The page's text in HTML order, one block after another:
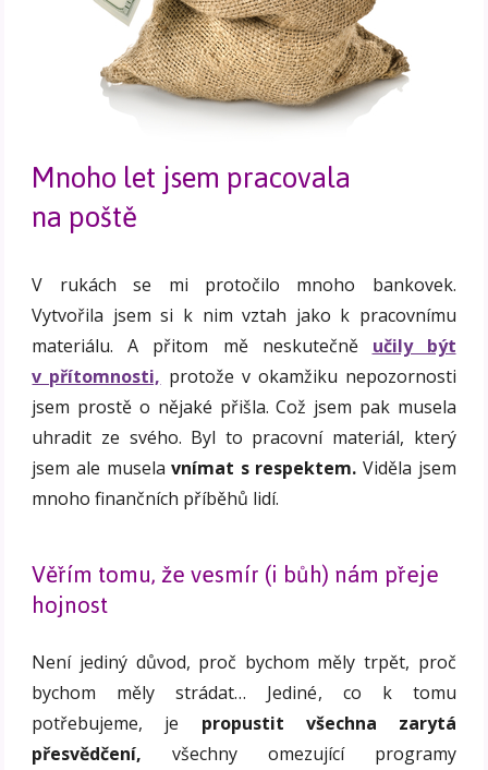
Mnoho let jsem pracovala
na poště
V rukách se mi protočilo mnoho bankovek.
Vytvořila jsem si k nim vztah jako k pracovnímu
materiálu. A přitom mě neskutečně učily být
v přítomnosti, protože v okamžiku nepozornosti
jsem prostě o nějaké přišla. Což jsem pak musela
uhradit ze svého. Byl to pracovní materiál, který
jsem ale muselavnímat s respektem. Viděla jsem
mnoho finančních příběhů lidí.
Věřím tomu, že vesmír (i bůh) nám přeje
hojnost
Není jediný důvod, proč bychom měly trpět, proč
bychom měly strádat… Jediné, co k tomu
potřebujeme, je propustit všechna zarytá
přesvědčení, všechny omezující programy